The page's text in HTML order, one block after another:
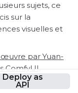
Deploy as
API
sujets, ce
sur la
visuelles et
par Yuan-
ComfyUI,
à-